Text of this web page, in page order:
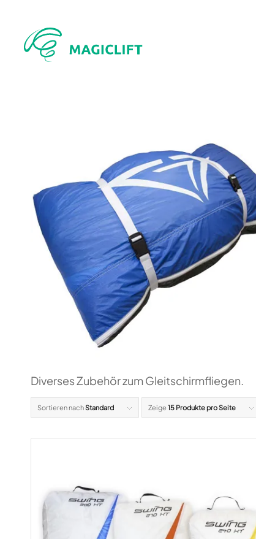
Diverses Zubehör zum Gleitschirmfliegen.
Sortieren nachStandard Zeige 15 Produkte pro Seite